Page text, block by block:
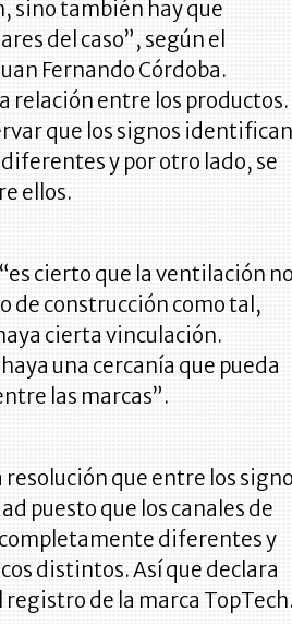
sino también hay que
del caso”, según el
Fernando Córdoba.
relación entre los productos.
que los signos identifican
y por otro lado, se
ellos.
cierto que la ventilación no
de construcción como tal,
cierta vinculación.
una cercanía que pueda
las marcas”.
que entre los
puesto que los canales de
diferentes y
distintos. Así que declara
de la marca TopTech.